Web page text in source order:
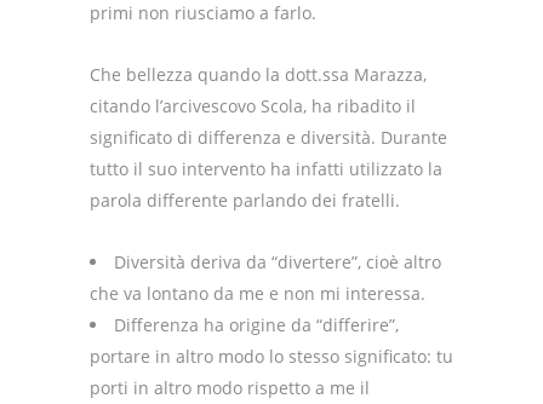
primi non riusciamo a farlo.
Che bellezza quando la dott.ssa Marazza,
citando l’arcivescovo Scola, ha ribadito il
significato di differenza e diversità. Durante
tutto il suo intervento ha infatti utilizzato la
parola differente parlando dei fratelli.
Diversità deriva da “divertere”, cioè altro
che va lontano da me e non mi interessa.
Differenza ha origine da “differire”,
portare in altro modo lo stesso significato: tu
porti in altro modo rispetto a me il